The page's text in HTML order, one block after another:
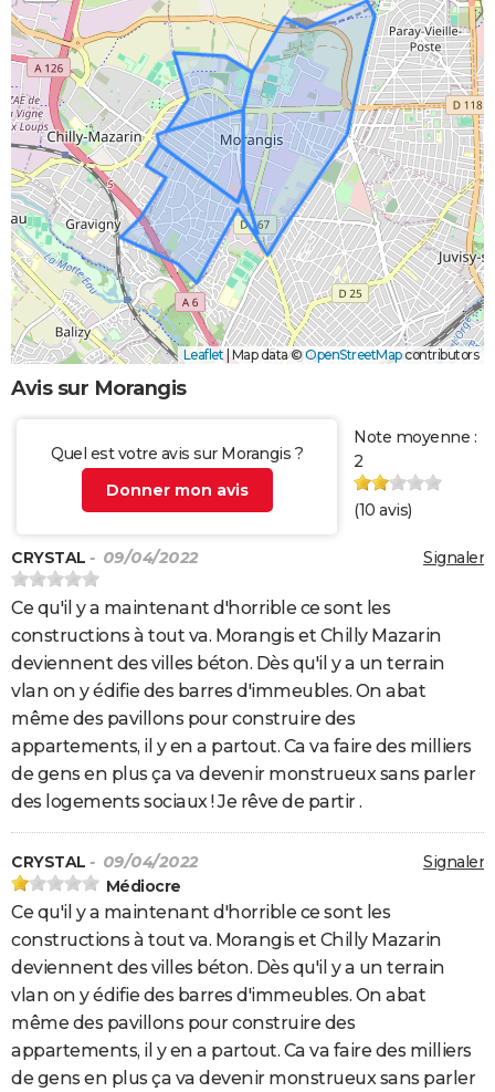
Leaflet Map data ©OpenStreetMapcontributors
Avis sur Morangis
Quel est votre avis sur Morangis ?
Donner mon avis
Note moyenne :
2
(10 avis)
Signaler
CRYSTAL - 09/04/2022
Ce qu'il y a maintenant d'horrible ce sont les
constructions à tout va. Morangis et Chilly Mazarin
deviennent des villes béton. Dès qu'il y a un terrain
vlan on y édifie des barres d'immeubles. On abat
même des pavillons pour construire des
appartements, il y en a partout. Ca va faire des milliers
de gens en plus ça va devenir monstrueux sans parler
des logements sociaux ! Je rêve de partir .
Signaler
CRYSTAL - 09/04/2022
Médiocre
Ce qu'il y a maintenant d'horrible ce sont les
constructions à tout va. Morangis et Chilly Mazarin
deviennent des villes béton. Dès qu'il y a un terrain
vlan on y édifie des barres d'immeubles. On abat
même des pavillons pour construire des
appartements, il y en a partout. Ca va faire des milliers
de gens en plus ça va devenir monstrueux sans parler